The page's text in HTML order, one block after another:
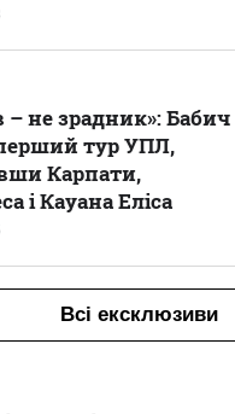
– не зрадник»: Бабич
тур УПЛ,
Карпати,
і Кауана Еліса
Всі ексклюзиви